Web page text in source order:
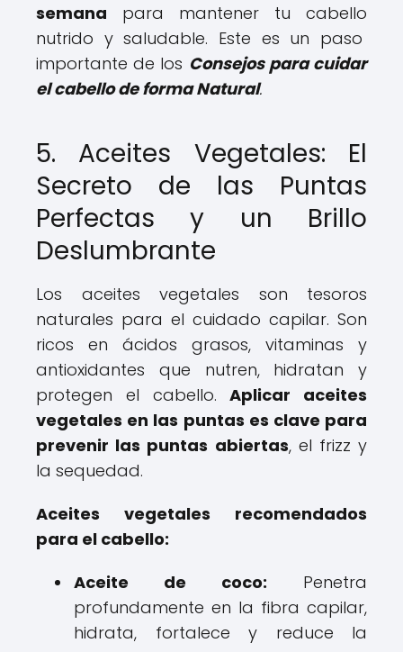
semana para mantener tu cabello
nutrido y saludable. Este es un paso
importante de los Consejos para cuidar
el cabello de forma Natural.
5. Aceites Vegetales: El
Secreto de las Puntas
Perfectas y un Brillo
Deslumbrante
Los aceites vegetales son tesoros
naturales para el cuidado capilar. Son
ricos en ácidos grasos, vitaminas y
antioxidantes que nutren, hidratan y
protegen el cabello.Aplicar aceites
vegetales en las puntas es clave para
prevenir las puntas abiertas, el frizz y
la sequedad.
Aceites vegetales recomendados
para el cabello:
Aceite de coco: Penetra
profundamente en la fibra capilar,
hidrata, fortalece y reduce la